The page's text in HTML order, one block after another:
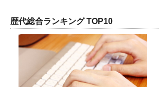
歴代総合ランキング TOP10